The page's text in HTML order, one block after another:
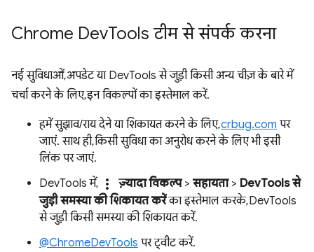
Chrome DevTools टीम से संपर्क करना
नई सुविधाओं, अपडेट या DevTools से जुड़ी किसी अन्य चीज़ के बारे में
चर्चा करने के लिए, इन विकल्पों का इस्तेमाल करें.
हमें सुझाव/राय देने या शिकायत करने के लिए,crbug.com पर
जाएं. साथ ही, किसी सुविधा का अनुरोध करने के लिए भी इसी
लिंक पर जाएं.
DevTools में, more_vert ज़्यादा विकल्प> सहायता> DevTools से
जुड़ी समस्या की शिकायत करेंका इस्तेमाल करके, DevTools
से जुड़ी किसी समस्या की शिकायत करें.
@ChromeDevTools पर ट्वीट करें.